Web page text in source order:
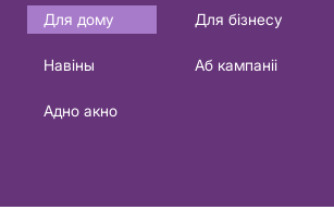
Основная
навигация
Для дому Для бізнесу
Навіны
Аб кампаніі
Адно акно